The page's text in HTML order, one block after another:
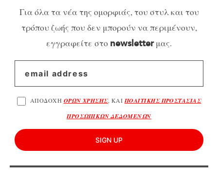
Για όλα τα νέα της ομορφιάς, του στυλ και του
τρόπου ζωής που δεν μπορούν να περιμένουν,
εγγραφείτε στο newsletterμας.
ΑΠΟΔΟΧΗ ΟΡΩΝ ΧΡΗΣΗΣ, ΚΑΙ ΠΟΛΙΤΙΚΗΣ ΠΡΟΣΤΑΣΙΑΣ
ΠΡΟΣΩΠΙΚΩΝ ΔΕΔΟΜΕΝΩΝ
SIGN UP